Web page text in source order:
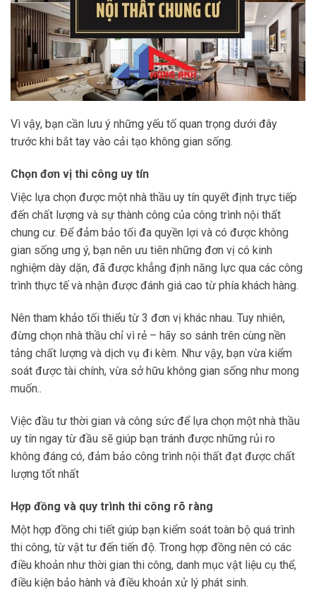
Vì vậy, bạn cần lưu ý những yếu tố quan trọng dưới đây
trước khi bắt tay vào cải tạo không gian sống.
Chọn đơn vị thi công uy tín
Việc lựa chọn được một nhà thầu uy tín quyết định trực tiếp
đến chất lượng và sự thành công của công trình nội thất
chung cư. Để đảm bảo tối đa quyền lợi và có được không
gian sống ưng ý, bạn nên ưu tiên những đơn vị có kinh
nghiệm dày dặn, đã được khẳng định năng lực qua các công
trình thực tế và nhận được đánh giá cao từ phía khách hàng.
Nên tham khảo tối thiểu từ 3 đơn vị khác nhau. Tuy nhiên,
đừng chọn nhà thầu chỉ vì rẻ – hãy so sánh trên cùng nền
tảng chất lượng và dịch vụ đi kèm. Như vậy, bạn vừa kiểm
soát được tài chính, vừa sở hữu không gian sống như mong
muốn..
Việc đầu tư thời gian và công sức để lựa chọn một nhà thầu
uy tín ngay từ đầu sẽ giúp bạn tránh được những rủi ro
không đáng có, đảm bảo công trình nội thất đạt được chất
lượng tốt nhất
Hợp đồng và quy trình thi công rõ ràng
Một hợp đồng chi tiết giúp bạn kiểm soát toàn bộ quá trình
thi công, từ vật tư đến tiến độ. Trong hợp đồng nên có các
điều khoản như thời gian thi công, danh mục vật liệu cụ thể,
điều kiện bảo hành và điều khoản xử lý phát sinh.